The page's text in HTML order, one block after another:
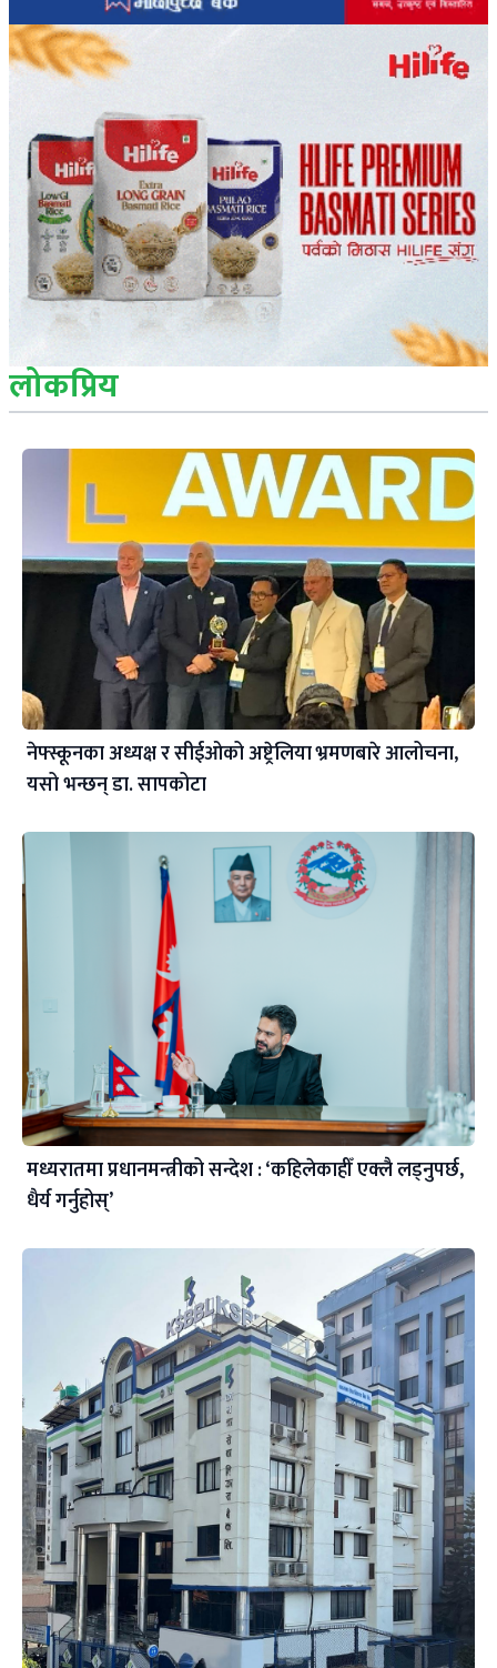
लोकप्रिय
नेफ्स्कूनका अध्यक्ष र सीईओको अष्ट्रेलिया भ्रमणबारे आलोचना,
यसो भन्छन् डा‍. सापकोटा
मध्यरातमा प्रधानमन्त्रीको सन्देश : ‘कहिलेकाहीँ एक्लै लड्नुपर्छ,
धैर्य गर्नुहोस्’